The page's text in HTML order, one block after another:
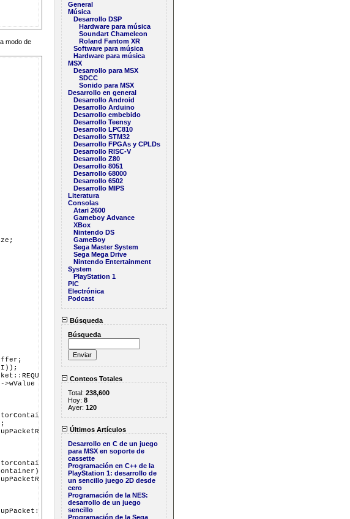
modo de
::REQUEST_GET_DESCRIPTOR) {
->wValue
->wLength) ? USB
sizeof(USBDeviceDescriptor);
->wLength) ? USB::setupPacketReceived
::
REQUEST_SET_ADDRESS) {
General
Música
Desarrollo DSP
Hardware para música
Soundart Chameleon
Roland Fantom XR
Software para música
Hardware para música
MSX
Desarrollo para MSX
SDCC
Sonido para MSX
Desarrollo en general
Desarrollo Android
Desarrollo Arduino
Desarrollo embebido
Desarrollo Teensy
Desarrollo LPC810
Desarrollo STM32
Desarrollo FPGAs y CPLDs
Desarrollo RISC-V
Desarrollo Z80
Desarrollo 8051
Desarrollo 68000
Desarrollo 6502
Desarrollo MIPS
Literatura
Consolas
Atari 2600
Gameboy Advance
XBox
Nintendo DS
GameBoy
Sega Master System
Sega Mega Drive
Nintendo Entertainment
System
PlayStation 1
PIC
Electrónica
Podcast
Búsqueda
Búsqueda
Conteos Totales
Total: 238,600
Hoy: 8
Ayer: 120
Últimos Artículos
Desarrollo en C de un juego
para MSX en soporte de
cassette
Programación en C++ de la
PlayStation 1: desarrollo de
un sencillo juego 2D desde
cero
Programación de la NES:
desarrollo de un juego
sencillo
Programación de la Sega